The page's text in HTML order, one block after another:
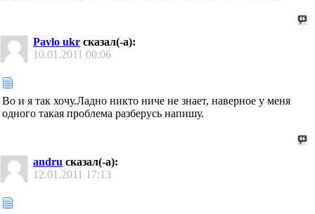
Pavlo ukr сказал(-а):
10.01.2011 00:06
Во и я так хочу.Ладно никто ниче не знает, наверное у меня
одного такая проблема разберусь напишу.
andru сказал(-а):
12.01.2011 17:13